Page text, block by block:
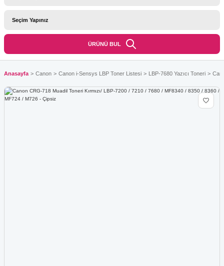
ÜRÜNÜ BUL
Anasayfa Canon Canon i-Sensys LBP Toner Listesi LBP-7680 Yazıcı Toneri